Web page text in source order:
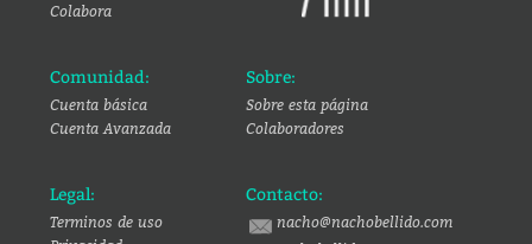
Colabora
Comunidad:
Cuenta básica
Cuenta Avanzada
Sobre:
Sobre esta página
Colaboradores
Legal:
Terminos de uso
Contacto:
nacho@nachobellido.com